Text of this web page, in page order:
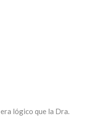
lógico que la Dra.